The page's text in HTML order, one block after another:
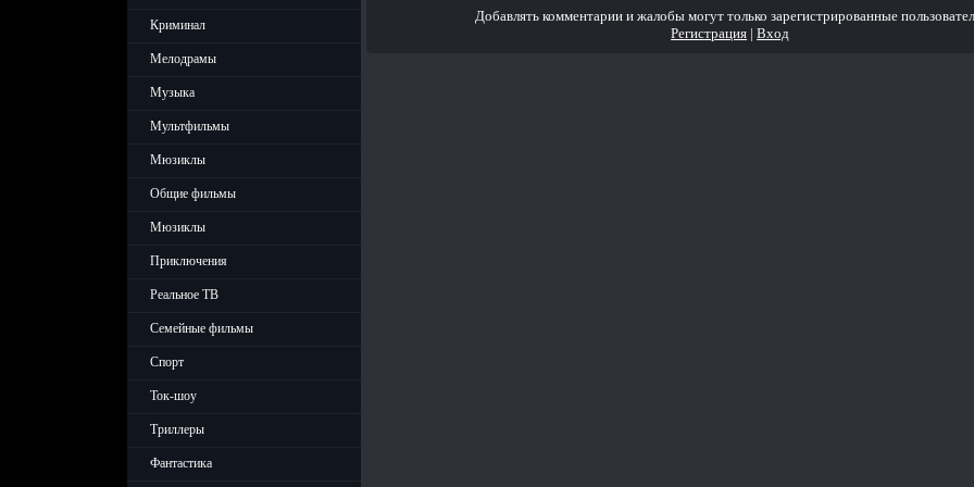
Криминал
Мелодрамы
Музыка
Мультфильмы
Мюзиклы
Общие фильмы
Мюзиклы
Приключения
Реальное ТВ
Семейные фильмы
Спорт
Ток-шоу
Триллеры
Фантастика
Добавлять комментарии и жалобы могут только зарегистрированные
Регистрация |Вход